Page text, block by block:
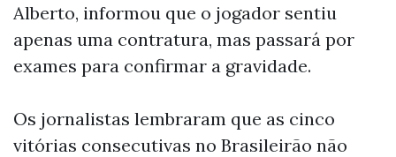
Alberto, informou que o jogador sentiu
apenas uma contratura, mas passará por
exames para confirmar a gravidade.
Os jornalistas lembraram que as cinco
vitórias consecutivas no Brasileirão não